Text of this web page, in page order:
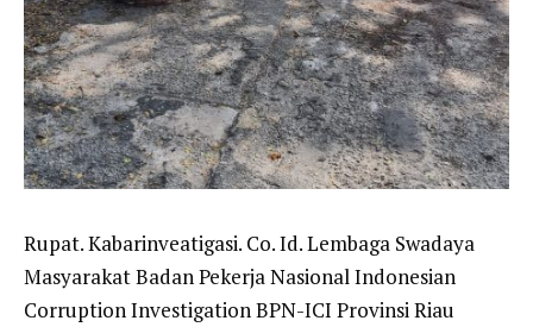
Rupat. Kabarinveatigasi. Co. Id. Lembaga Swadaya
Masyarakat Badan Pekerja Nasional Indonesian
Corruption Investigation BPN-ICI Provinsi Riau